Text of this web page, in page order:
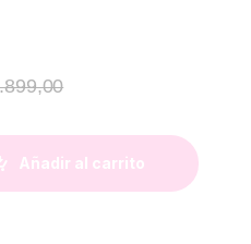
Añadir al carrito